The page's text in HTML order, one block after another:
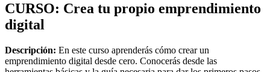
CURSO: Crea tu propio emprendimiento
digital
Descripción: En este curso aprenderás cómo crear un
emprendimiento digital desde cero. Conocerás desde las